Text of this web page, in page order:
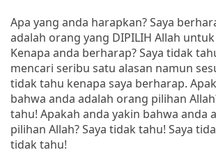
Apa yang anda harapkan? Saya
adalah orang yang DIPILIH Allah
Kenapa anda berharap? Saya tidak
mencari seribu satu alasan namun
tidak tahu kenapa saya berharap.
bahwa anda adalah orang pilihan
tahu! Apakah anda yakin bahwa anda
pilihan Allah? Saya tidak tahu! Saya
tidak tahu!